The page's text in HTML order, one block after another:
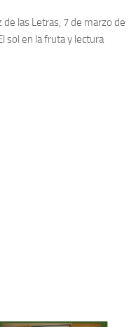
las Letras, 7 de marzo de
sol en la fruta y lectura